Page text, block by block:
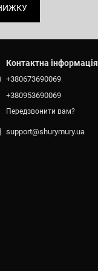
Контактна інформація
+380673690069
+380953690069
Передзвонити вам?
support@shurymury.ua